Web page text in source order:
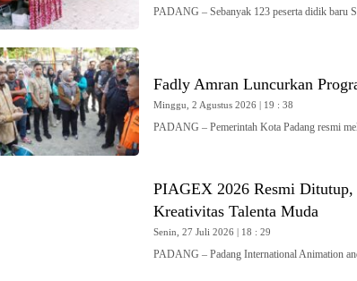
PADANG – Sebanyak 123 peserta didik baru
Fadly Amran Luncurkan
Minggu, 2 Agustus 2026 | 19 : 38
PADANG – Pemerintah Kota Padang resmi
PIAGEX 2026 Resmi
Kreativitas Talenta Muda
Senin, 27 Juli 2026 | 18 : 29
PADANG – Padang International Animation